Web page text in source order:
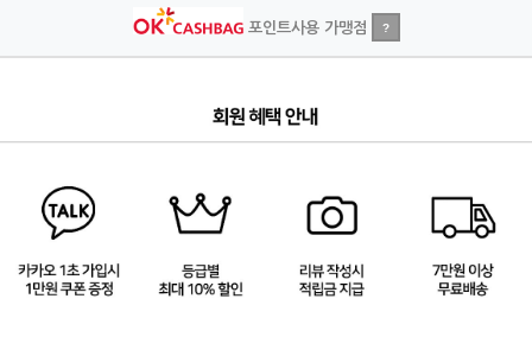
포인트사용 가맹점 ?